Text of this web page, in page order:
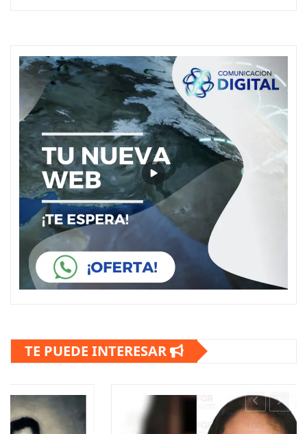
TE PUEDE INTERESAR